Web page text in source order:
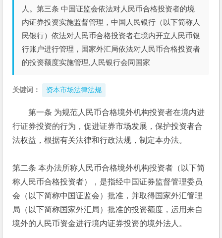
人。第三条 中国证监会依法对人民币合格投资者的境
内证券投资实施监督管理，中国人民银行（以下简称人
民银行）依法对人民币合格投资者在境内开立人民币银
行账户进行管理，国家外汇局依法对人民币合格投资者
的投资额度实施管理,人民银行会同国家
关键词： 资本市场法律法规
第一条 为规范人民币合格境外机构投资者在境内进
行证券投资的行为，促进证券市场发展，保护投资者合
法权益，根据有关法律和行政法规，制定本办法。
第二条 本办法所称人民币合格境外机构投资者（以下简
称人民币合格投资者），是指经中国证券监督管理委员
会（以下简称中国证监会）批准，并取得国家外汇管理
局（以下简称国家外汇局）批准的投资额度，运用来自
境外的人民币资金进行境内证券投资的境外法人。